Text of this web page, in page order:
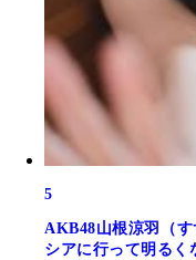
5
AKB48山根涼羽（
シアに行って明るく